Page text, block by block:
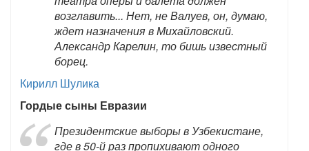
возглавить... Нет, не Валуев, он, думаю,
ждет назначения в Михайловский.
Александр Карелин, то бишь известный
борец.
Кирилл Шулика
Гордые сыны Евразии
Президентские выборы в Узбекистане,
где в 50-й раз пропихивают одного